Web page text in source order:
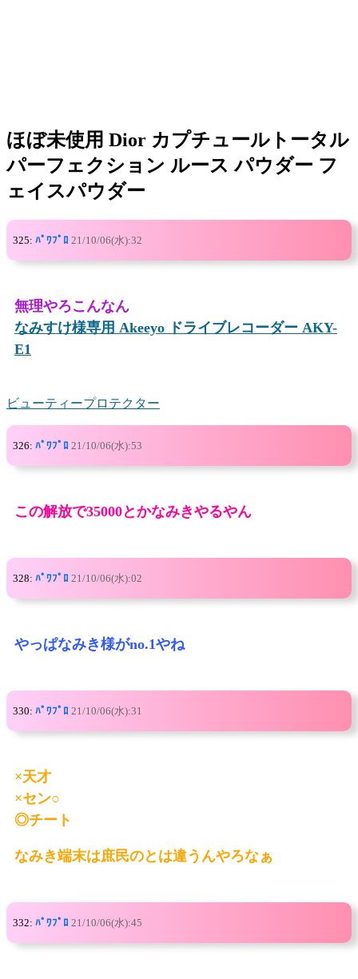
ほぼ未使用 Dior カプチュールトータル
パーフェクション ルース パウダー フ
ェイスパウダー
325: ﾊﾟﾜﾌﾟﾛ 21/10/06(水):32
無理やろこんなん
なみすけ様専用 Akeeyo ドライブレコーダー AKY-
E1
ビューティープロテクター
326: ﾊﾟﾜﾌﾟﾛ 21/10/06(水):53
この解放で35000とかなみきやるやん
328: ﾊﾟﾜﾌﾟﾛ 21/10/06(水):02
やっぱなみき様がno.1やね
330: ﾊﾟﾜﾌﾟﾛ 21/10/06(水):31
×天才
×セン○
◎チート
なみき端末は庶民のとは違うんやろなぁ
332: ﾊﾟﾜﾌﾟﾛ 21/10/06(水):45